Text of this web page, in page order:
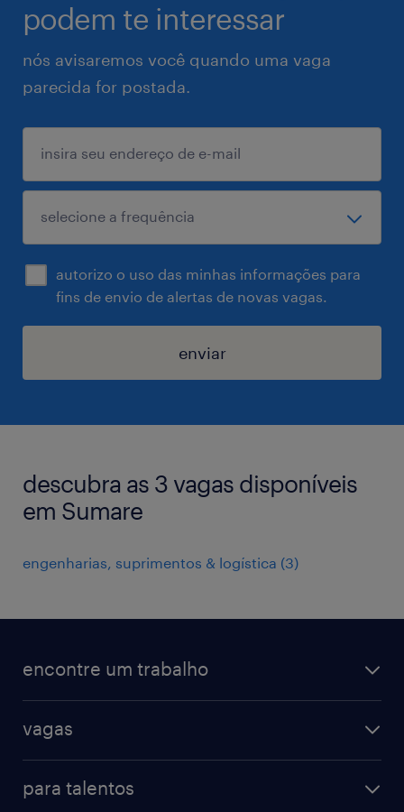
podem te interessar
nós avisaremos você quando uma vaga
parecida for postada.
autorizo o uso das minhas informações para
fins de envio de alertas de novas vagas.
enviar
descubra as 3 vagas disponíveis
em Sumare
engenharias, suprimentos & logística (3)
encontre um trabalho
vagas na randstad
vagas
engenharias & suprimentos
para talentos